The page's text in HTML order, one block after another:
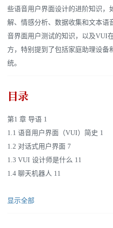
些语音用户界面设计的进阶知识，
解、情感分析、数据收集和文本语
音界面用户测试的知识，以及VUI
方，特别提到了包括家庭助理设备
统。
目录
第1 章 导语 1
1.1 语音用户界面（VUI）简史 1
1.2 对话式用户界面 7
1.3 VUI 设计师是什么 11
1.4 聊天机器人 11
显示全部